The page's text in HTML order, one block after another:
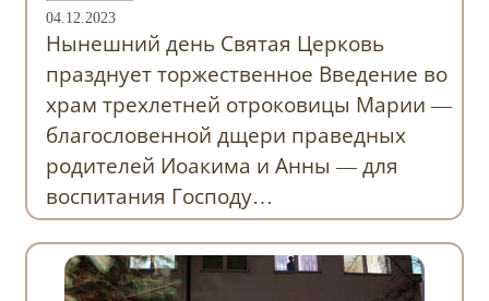
04.12.2023
Нынешний день Святая Церковь
празднует торжественное Введение во
храм трехлетней отроковицы Марии —
благословенной дщери праведных
родителей Иоакима и Анны — для
воспитания Господу…